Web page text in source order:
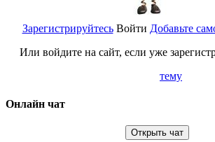
Зарегистрируйтесь
Или войдите на сайт, если уже
Войти Добавьте
тему
Онлайн чат
Открыть чат